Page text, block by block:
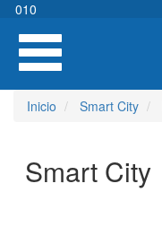
Pasar
contenido
principal
010
Toggle
navigation
Inicio Smart City
Smart City